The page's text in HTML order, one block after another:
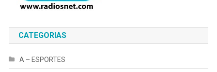
CATEGORIAS
A – ESPORTES